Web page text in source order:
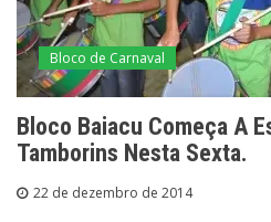
Bloco de Carnaval
Bloco Baiacu Começa A
Tamborins Nesta Sexta.
22 de dezembro de 2014